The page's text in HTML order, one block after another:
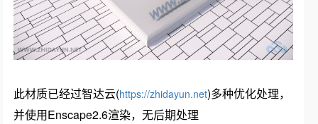
此材质已经过智达云(https://zhidayun.net)多种优化处理，
并使用Enscape2.6渲染，无后期处理